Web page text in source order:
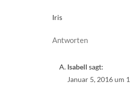
Iris
Antworten
Isabell sagt:
Januar 5, 2016 um